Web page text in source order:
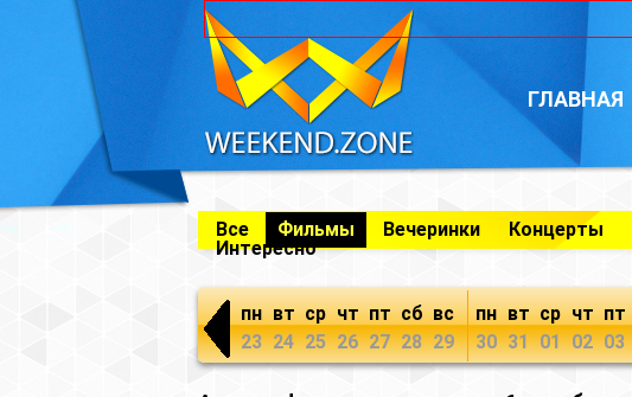
ГЛАВНАЯ
Все Фильмы Вечеринки Концерты
Интересно
пн
23
вт
24
ср
25
чт
26
пт
27
сб
28
вс
29
пн
30
вт
31
ср
01
чт
02
пт
03